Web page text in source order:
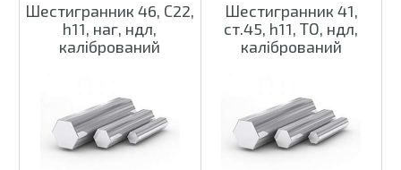
Шестигранник 46, С22,
h11, наг, ндл,
калібрований
Шестигранник 41,
ст.45, h11, ТО, ндл,
калібрований